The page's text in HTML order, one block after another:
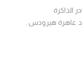
الذاكرة
يد عاهرة هيرودس .